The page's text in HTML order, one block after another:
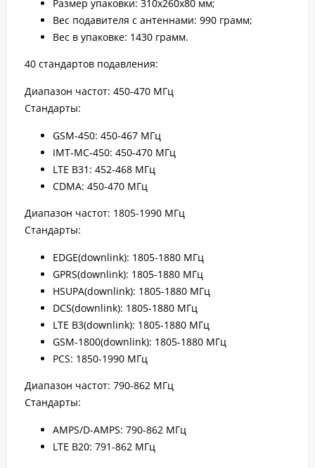
Размер упаковки: 310x260x80 мм;
Вес подавителя с антеннами: 990 грамм;
Вес в упаковке: 1430 грамм.
40 стандартов подавления:
Диапазон частот: 450-470 МГц
Стандарты:
GSM-450: 450-467 МГц
IMT-MC-450: 450-470 МГц
LTE B31: 452-468 МГц
CDMA: 450-470 МГц
Диапазон частот: 1805-1990 МГц
Стандарты:
EDGE(downlink): 1805-1880 МГц
GPRS(downlink): 1805-1880 МГц
HSUPA(downlink): 1805-1880 МГц
DCS(downlink): 1805-1880 МГц
LTE B3(downlink): 1805-1880 МГц
GSM-1800(downlink): 1805-1880 МГц
PCS: 1850-1990 МГц
Диапазон частот: 790-862 МГц
Стандарты:
AMPS/D-AMPS: 790-862 МГц
LTE B20: 791-862 МГц